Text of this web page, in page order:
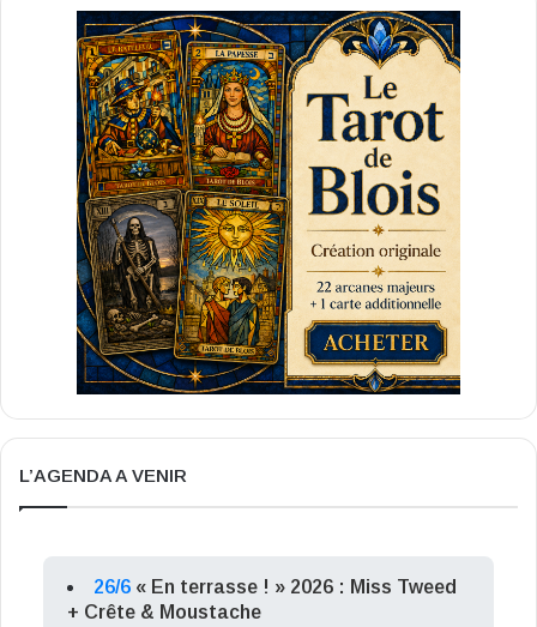
L’AGENDA A VENIR
26/6 « En terrasse ! » 2026 : Miss Tweed
+ Crête & Moustache